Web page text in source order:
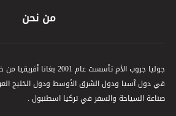
من نحن
جوليا جروب الأم تأسست عام
في دول آسيا ودول الشرق الأوسط ودول الخليج
صناعة السياحة والسفر في تركيا اسطنبول .